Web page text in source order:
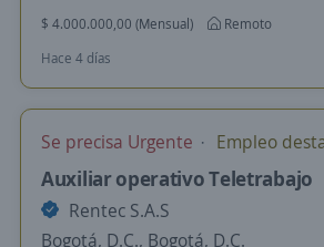
$ 4.000.000,00 (Mensual)
Remoto
Hace 4 días
Se precisa Urgente Empleo
Auxiliar operativo Teletrabajo
Rentec S.A.S
Bogotá, D.C., Bogotá, D.C.